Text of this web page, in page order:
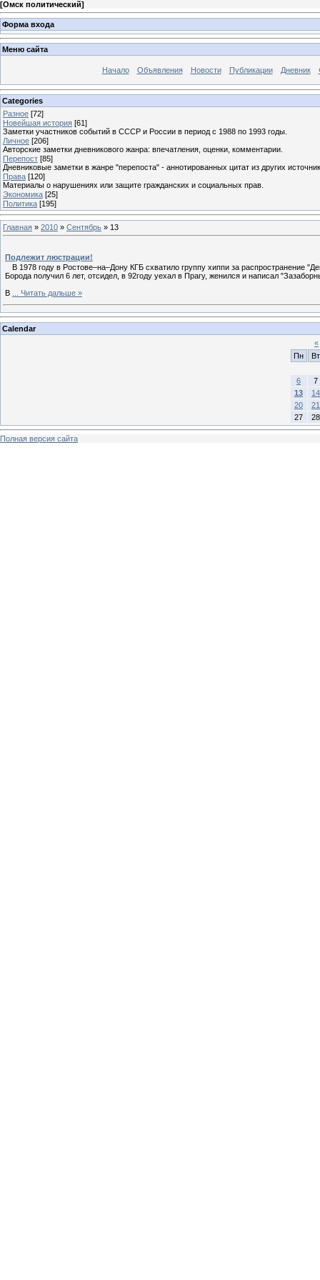
[Омск политический]
Форма входа
Меню сайта
Начало Объявления Новости Публикации Дневник
Categories
Разное [72]
Новейшая история [61]
Заметки участников событий в СССР и России в период с 1988 по 1993 годы.
Личное [206]
Авторские заметки дневникового жанра: впечатления, оценки, комментарии.
Перепост [85]
Дневниковые заметки в жанре "перепоста" - аннотированных цитат из других
Права [120]
Материалы о нарушениях или защите гражданских и социальных прав.
Экономика [25]
Политика [195]
Главная » 2010 » Сентябрь » 13
Подлежит люстрации!
В 1978 году в Ростове–на–Дону КГБ схватило группу хиппи за распространение
Борода получил 6 лет, отсидел, в 92году уехал в Прагу, женился и написал
В
Читать дальше »
Calendar
«
Пн
Вт
6
7
13
14
20
21
27
28
Полная версия сайта